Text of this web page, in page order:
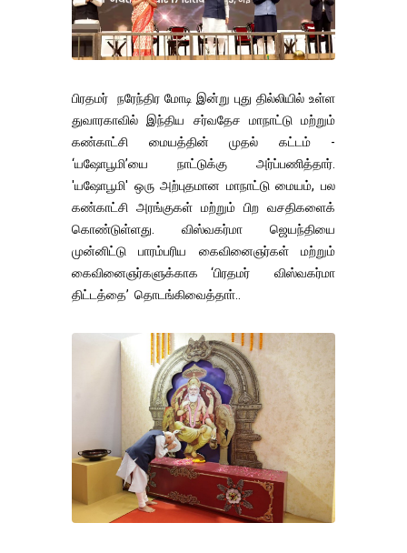
பிரதமர் நரேந்திர மோடி இன்று புது தில்லியில் உள்ள
துவாரகாவில் இந்திய சர்வதேச மாநாட்டு மற்றும்
கண்காட்சி மையத்தின் முதல் கட்டம் -
‘யஷோபூமி’யை நாட்டுக்கு அர்ப்பணித்தார்.
'யஷோபூமி' ஒரு அற்புதமான மாநாட்டு மையம், பல
கண்காட்சி அரங்குகள் மற்றும் பிற வசதிகளைக்
கொண்டுள்ளது. விஸ்வகர்மா ஜெயந்தியை
முன்னிட்டு பாரம்பரிய கைவினைஞர்கள் மற்றும்
கைவினைஞர்களுக்காக ‘பிரதமர் விஸ்வகர்மா
திட்டத்தை’ தொடங்கிவைத்தாா்..